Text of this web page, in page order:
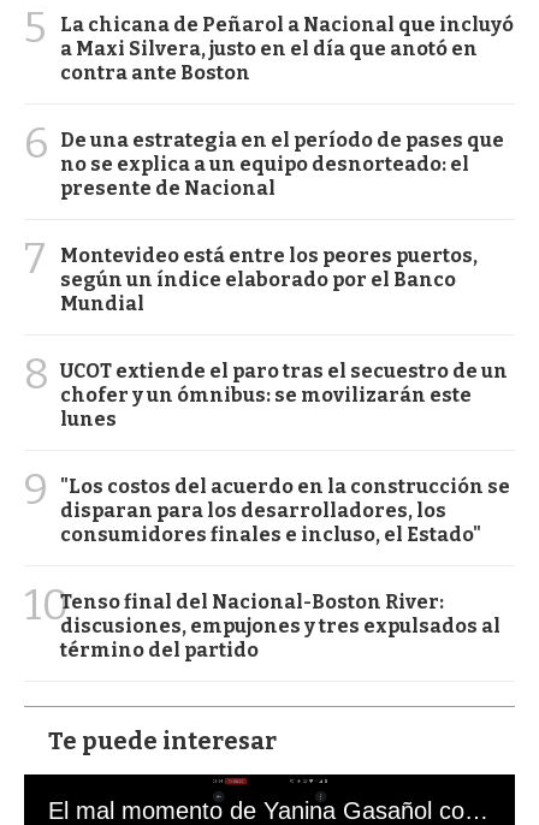
5
La chicana de Peñarol a Nacional que incluyó
a Maxi Silvera, justo en el día que anotó en
contra ante Boston
6
De una estrategia en el período de pases que
no se explica a un equipo desnorteado: el
presente de Nacional
7
Montevideo está entre los peores puertos,
según un índice elaborado por el Banco
Mundial
8 UCOT extiende el paro tras el secuestro de un
chofer y un ómnibus: se movilizarán este
lunes
9
"Los costos del acuerdo en la construcción se
disparan para los desarrolladores, los
consumidores finales e incluso, el Estado"
10Tenso final del Nacional-Boston River:
discusiones, empujones y tres expulsados al
término del partido
Te puede interesar
El mal momento de Yanina Gasañol con un hincha argentino en "Subrayado"